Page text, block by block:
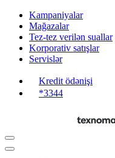
Kampaniyalar
Mağazalar
Tez-tez verilən suallar
Korporativ satışlar
Servislər
Kredit ödənişi
*3344